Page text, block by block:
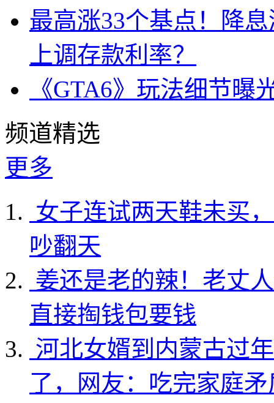
最高涨33个基点！降
上调存款利率？
《GTA6》玩法细节
频道精选
更多
女子连试两天鞋未买
吵翻天
姜还是老的辣！老丈
直接掏钱包要钱
河北女婿到内蒙古过
了，网友：吃完家庭